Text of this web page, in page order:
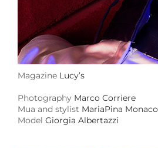
Magazine Lucy’s
Photography Marco Corriere
Mua and stylist MariaPina Monaco
Model Giorgia Albertazzi